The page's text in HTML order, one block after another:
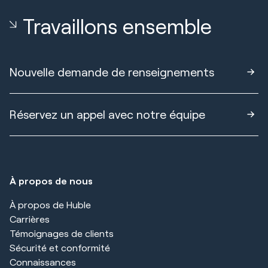
Travaillons ensemble
Nouvelle demande de renseignements
Réservez un appel avec notre équipe
À propos de nous
À propos de Huble
Carrières
Témoignages de clients
Sécurité et conformité
Connaissances